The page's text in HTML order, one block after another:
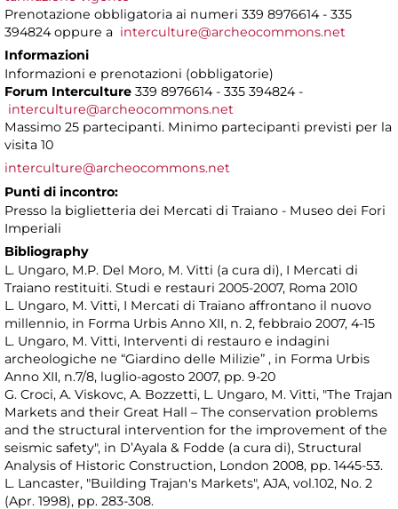
Prenotazione obbligatoria ai numeri 339 8976614 - 335
394824 oppure a interculture@archeocommons.net
Informazioni
Informazioni e prenotazioni (obbligatorie)
Forum Interculture 339 8976614 - 335 394824 -
interculture@archeocommons.net
Massimo 25 partecipanti. Minimo partecipanti previsti per la
visita 10
interculture@archeocommons.net
Punti di incontro:
Presso la biglietteria dei Mercati di Traiano - Museo dei Fori
Imperiali
Bibliography
L. Ungaro, M.P. Del Moro, M. Vitti (a cura di), I Mercati di
Traiano restituiti. Studi e restauri 2005-2007, Roma 2010
L. Ungaro, M. Vitti, I Mercati di Traiano affrontano il nuovo
millennio, in Forma Urbis Anno XII, n. 2, febbraio 2007, 4-15
L. Ungaro, M. Vitti, Interventi di restauro e indagini
archeologiche ne “Giardino delle Milizie” , in Forma Urbis
Anno XII, n.7/8, luglio-agosto 2007, pp. 9-20
G. Croci, A. Viskovc, A. Bozzetti, L. Ungaro, M. Vitti, "The Trajan
Markets and their Great Hall – The conservation problems
and the structural intervention for the improvement of the
seismic safety", in D’Ayala & Fodde (a cura di), Structural
Analysis of Historic Construction, London 2008, pp. 1445-53.
L. Lancaster, "Building Trajan's Markets", AJA, vol.102, No. 2
(Apr. 1998), pp. 283-308.